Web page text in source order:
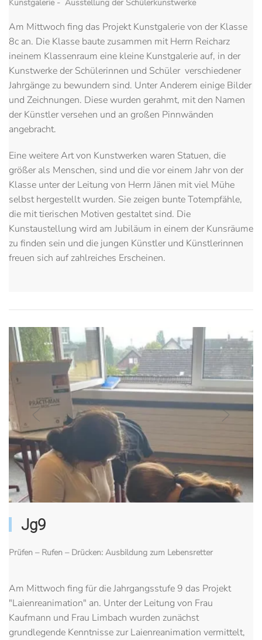
Kunstgalerie - Ausstellung der Schülerkunstwerke
Am Mittwoch fing das Projekt Kunstgalerie von der Klasse
8c an. Die Klasse baute zusammen mit Herrn Reicharz
ineinem Klassenraum eine kleine Kunstgalerie auf, in der
Kunstwerke der Schülerinnen und Schüler verschiedener
Jahrgänge zu bewundern sind. Unter Anderem einige Bilder
und Zeichnungen. Diese wurden gerahmt, mit den Namen
der Künstler versehen und an großen Pinnwänden
angebracht.
Eine weitere Art von Kunstwerken waren Statuen, die
größer als Menschen, sind und die vor einem Jahr von der
Klasse unter der Leitung von Herrn Jänen mit viel Mühe
selbst hergestellt wurden. Sie zeigen bunte Totempfähle,
die mit tierischen Motiven gestaltet sind. Die
Kunstaustellung wird am Jubiläum in einem der Kunsräume
zu finden sein und die jungen Künstler und Künstlerinnen
freuen sich auf zahlreiches Erscheinen.
Jg9
Prüfen – Rufen – Drücken: Ausbildung zum Lebensretter
Am Mittwoch fing für die Jahrgangsstufe 9 das Projekt
"Laienreanimation" an. Unter der Leitung von Frau
Kaufmann und Frau Limbach wurden zunächst
grundlegende Kenntnisse zur Laienreanimation vermittelt,